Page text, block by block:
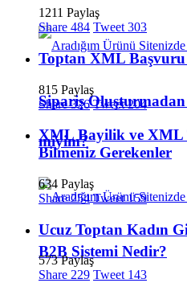
Sipariş
miyim?
B2B Sistemi Nedir?
1211 Paylaş
Share 484 Tweet 303
Toptan XML
815 Paylaş
Share 326 Tweet 204
XML Bayilik ve XML
Bilmeniz Gerekenler
634 Paylaş
Share 254 Tweet 159
Ucuz Toptan Kadın
573 Paylaş
Share 229 Tweet 143